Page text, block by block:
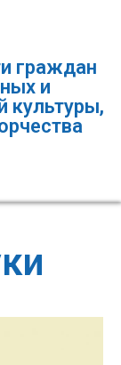
граждан
и
культуры,